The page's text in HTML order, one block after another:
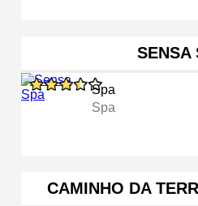
SENSA
Spa
Spa
CAMINHO DA